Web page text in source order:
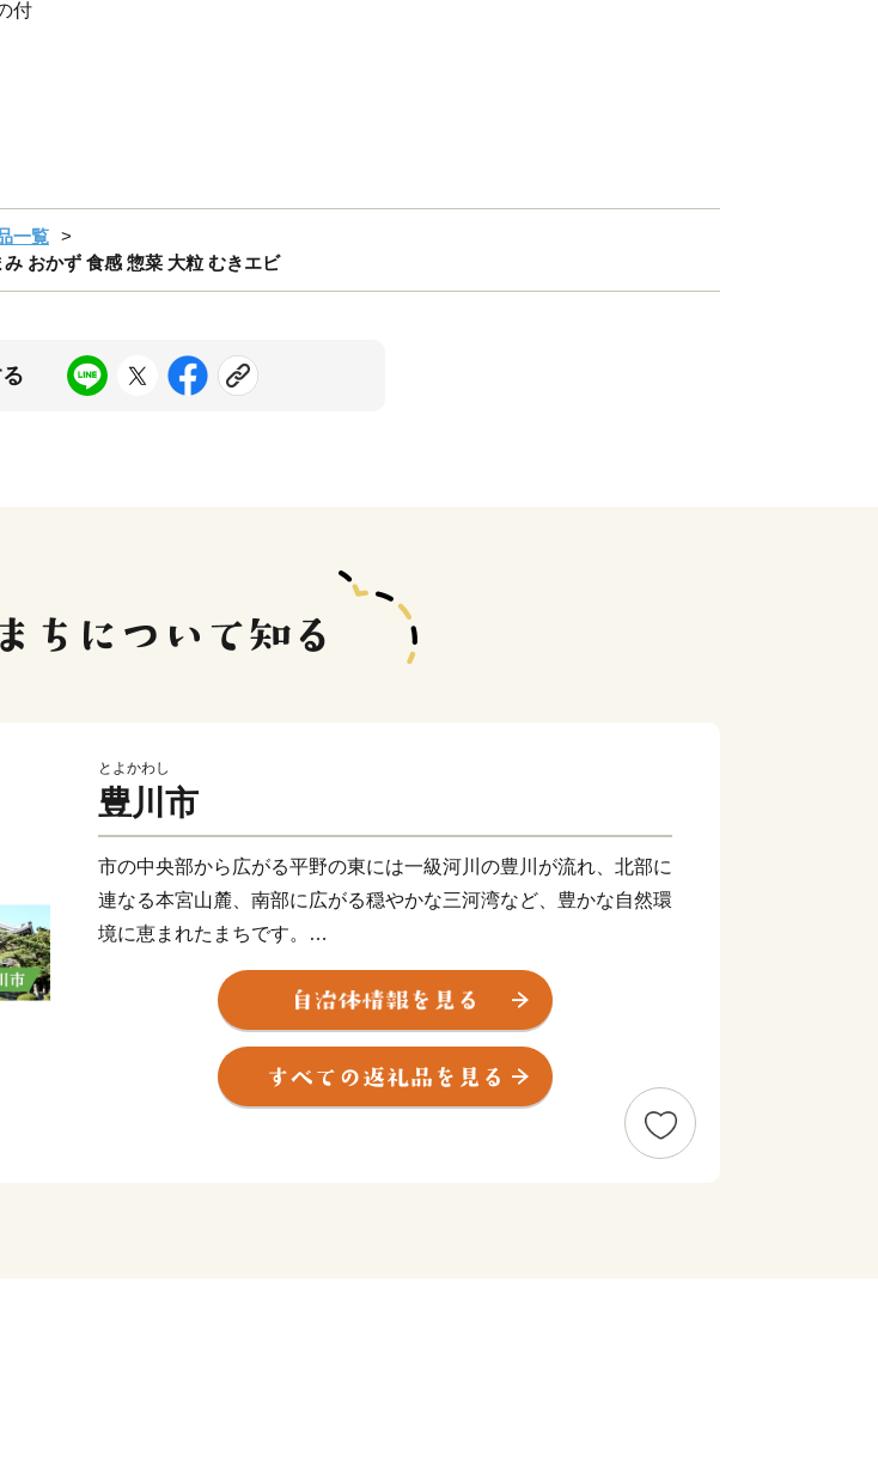
付
一覧
おかず 食感 惣菜 大粒 むきエビ
とよかわし
豊川市
市の中央部から広がる平野の東には一級河川の豊川が流れ、北部に
連なる本宮山麓、南部に広がる穏やかな三河湾など、豊かな自然環
境に恵まれたまちです。
名所としては、商売繁盛のご利益があるといわれており、全国に名
を馳せる豊川稲荷が知られています。
また、バラ、大葉、トマトの生産が盛んで、生産量は全国でもトッ
プレベルです。
とよかわ応援寄附金(ふるさと納税)をしていただいた方に寄附額に